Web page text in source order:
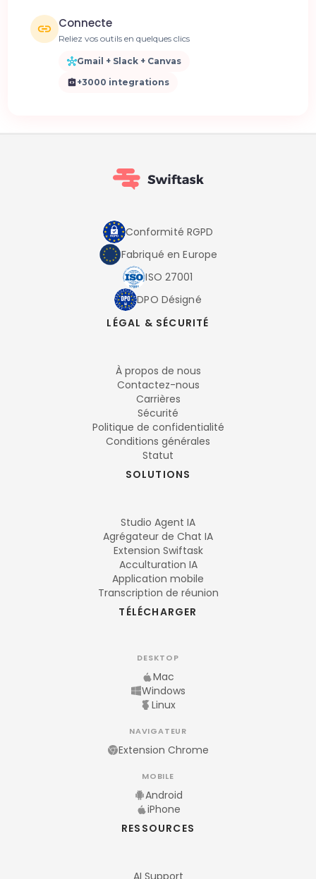
Connecte
Reliez vos outils en quelques clics
Gmail + Slack + Canvas
+3000 integrations
Conformité RGPD
Fabriqué en Europe
ISO 27001
DPO Désigné
LÉGAL & SÉCURITÉ
À propos de nous
Contactez-nous
Carrières
Sécurité
Politique de confidentialité
Conditions générales
Statut
SOLUTIONS
Studio Agent IA
Agrégateur de Chat IA
Extension Swiftask
Acculturation IA
Application mobile
Transcription de réunion
TÉLÉCHARGER
DESKTOP
Mac
Windows
Linux
NAVIGATEUR
Extension Chrome
MOBILE
Android
iPhone
RESSOURCES
AI Support